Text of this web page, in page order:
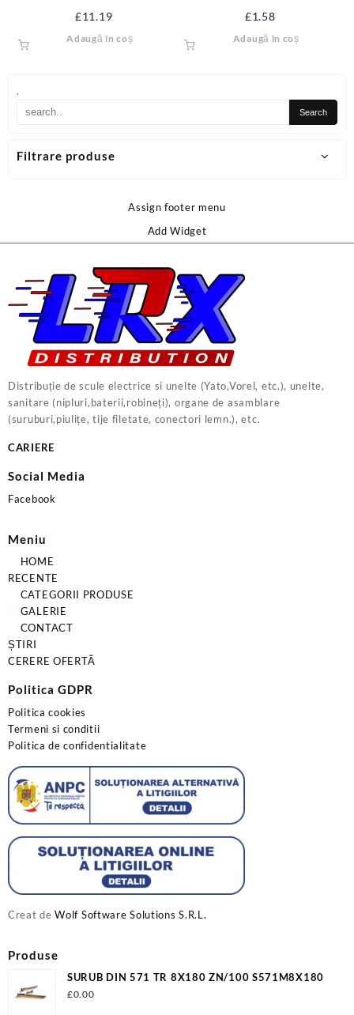
.
Filtrare produse
£11.19
Adaugă în coș
£1.58
Adaugă în coș
Assign footer menu
Add Widget
Distribuție de scule electrice si unelte (Yato,Vorel, etc.), unelte,
sanitare (nipluri,baterii,robineți), organe de asamblare
(suruburi,piulițe, tije filetate, conectori lemn.), etc.
CARIERE
Social Media
Facebook
Meniu
HOME
RECENTE
CATEGORII PRODUSE
GALERIE
CONTACT
ȘTIRI
CERERE OFERTĂ
Politica GDPR
Politica cookies
Termeni si conditii
Politica de confidentialitate
Creat deWolf Software Solutions S.R.L.
Produse
SURUB DIN 571 TR 8X180 ZN/100 S571M8X180
£0.00